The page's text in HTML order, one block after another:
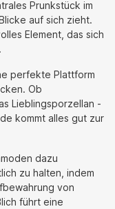
Prunkstück im
auf sich zieht.
Element, das sich
perfekte Plattform
Ob
Lieblingsporzellan -
kommt alles gut zur
dazu
zu halten, indem
von
führt eine